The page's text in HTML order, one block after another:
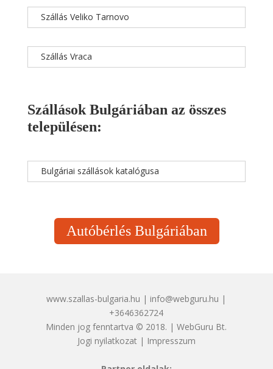
Szállás Veliko Tarnovo
Szállás Vraca
Szállások Bulgáriában az összes
településen:
Bulgáriai szállások katalógusa
Autóbérlés Bulgáriában
www.szallas-bulgaria.hu | info@webguru.hu |
+3646362724
Minden jog fenntartva © 2018. | WebGuru Bt.
Jogi nyilatkozat| Impresszum